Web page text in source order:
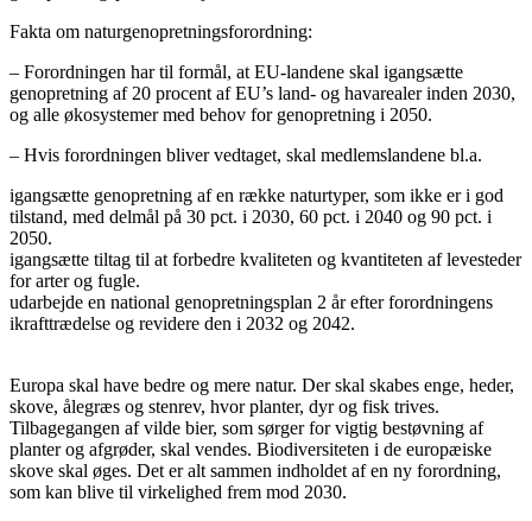
Fakta om naturgenopretningsforordning:
– Forordningen har til formål, at EU-landene skal igangsætte
genopretning af 20 procent af EU’s land- og havarealer inden 2030,
og alle økosystemer med behov for genopretning i 2050.
– Hvis forordningen bliver vedtaget, skal medlemslandene bl.a.
igangsætte genopretning af en række naturtyper, som ikke er i god
tilstand, med delmål på 30 pct. i 2030, 60 pct. i 2040 og 90 pct. i
2050.
igangsætte tiltag til at forbedre kvaliteten og kvantiteten af levesteder
for arter og fugle.
udarbejde en national genopretningsplan 2 år efter forordningens
ikrafttrædelse og revidere den i 2032 og 2042.
Europa skal have bedre og mere natur. Der skal skabes enge, heder,
skove, ålegræs og stenrev, hvor planter, dyr og fisk trives.
Tilbagegangen af vilde bier, som sørger for vigtig bestøvning af
planter og afgrøder, skal vendes. Biodiversiteten i de europæiske
skove skal øges. Det er alt sammen indholdet af en ny forordning,
som kan blive til virkelighed frem mod 2030.